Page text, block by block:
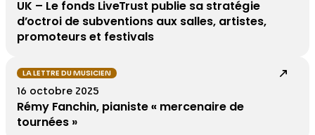
UK – Le fonds LiveTrust publie sa stratégie
d’octroi de subventions aux salles, artistes,
promoteurs et festivals
LA LETTRE DU MUSICIEN
16 octobre 2025
Rémy Fanchin, pianiste « mercenaire de
tournées »